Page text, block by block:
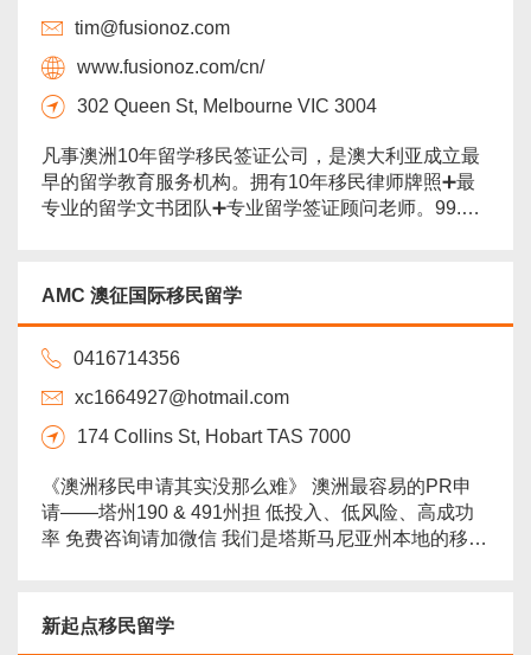
tim@fusionoz.com
www.fusionoz.com/cn/
302 Queen St, Melbourne VIC 3004
凡事澳洲10年留学移民签证公司，是澳大利亚成立最
早的留学教育服务机构。拥有10年移民律师牌照➕最
专业的留学文书团队➕专业留学签证顾问老师。99.9%
询：189独立技术移民，491偏远地区技术移民，820
配偶移民，雇主担保。总部位于澳大利亚悉尼CBD，
AMC 澳征国际移民留学
0416714356
xc1664927@hotmail.com
174 Collins St, Hobart TAS 7000
《澳洲移民申请其实没那么难》 澳洲最容易的PR申
请——塔州190 & 491州担 低投入、低风险、高成功
率 免费咨询请加微信 我们是塔斯马尼亚州本地的移民
撑，对塔州本地州担形势有着超精确理解 190成功率
100%！491成功率塔州最高！ 塔大会计master毕业
新起点移民留学